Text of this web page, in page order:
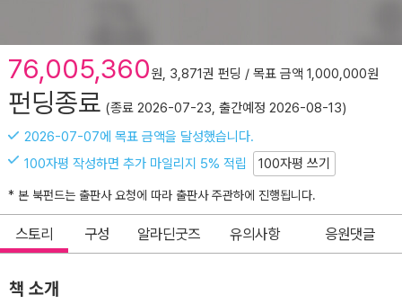
76,005,360원, 3,871권 펀딩 / 목표 금액 1,000,000원
펀딩종료 (종료 2026-07-23, 출간예정 2026-08-13)
2026-07-07에 목표 금액을 달성했습니다.
100자평 작성하면 추가 마일리지 5% 적립
100자평 쓰기
* 본 북펀드는 출판사 요청에 따라 출판사 주관하에 진행됩니다.
스토리 구성 알라딘굿즈 유의사항 응원댓글
책 소개